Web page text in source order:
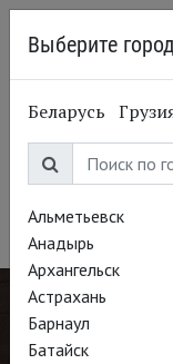
Саймон
Simon Godwin
Режиссёр
Выберите город
Беларусь
Альметьевск
Анадырь
Архангельск
Астрахань
Барнаул
Батайск